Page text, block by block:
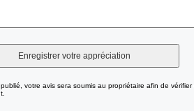
votre avis sera soumis au propriétaire afin de